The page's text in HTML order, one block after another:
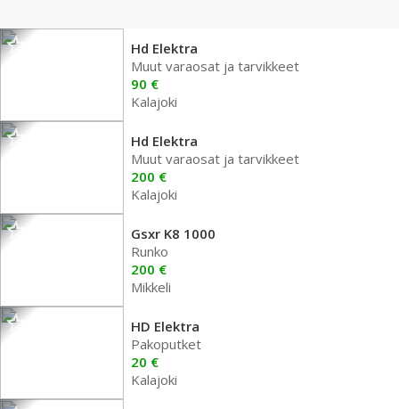
Hd Elektra
Muut varaosat ja tarvikkeet
90 €
Kalajoki
Hd Elektra
Muut varaosat ja tarvikkeet
200 €
Kalajoki
Gsxr K8 1000
Runko
200 €
Mikkeli
HD Elektra
Pakoputket
20 €
Kalajoki